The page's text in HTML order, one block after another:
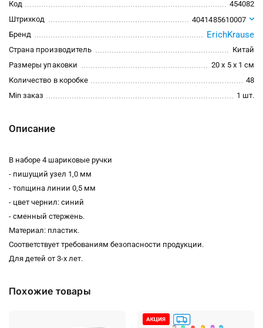
Код
454082
Штрихкод
4041485610007
Бренд
ErichKrause
Страна производитель
Китай
Размеры упаковки
20 x 5 x 1 см
Количество в коробке
48
Min заказ
1 шт.
Описание
В наборе 4 шариковые ручки
- пишущий узел 1,0 мм
- толщина линии 0,5 мм
- цвет чернил: синий
- сменный стержень.
Материал: пластик.
Соответствует требованиям безопасности продукции.
Для детей от 3-х лет.
Похожие товары